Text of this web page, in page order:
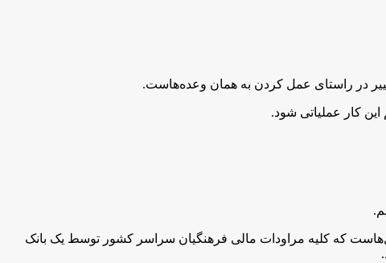
در راستای عمل کردن به‌‌ همان وعده‌هاست.
کار عملیاتی شود.
که کلیه مراودات مالی فرهنگیان سراسر کشور توسط یک بانک